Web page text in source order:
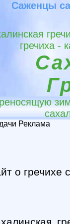
Саженцы
гречиха -
Реклама
о гречихе